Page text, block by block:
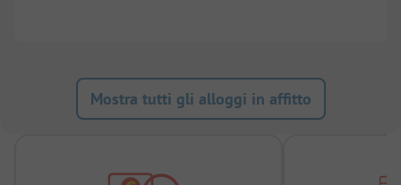
Mostra tutti gli alloggi in affitto